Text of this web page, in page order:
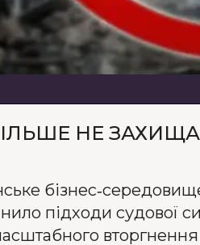
НЕ
бізнес-
підходи судової